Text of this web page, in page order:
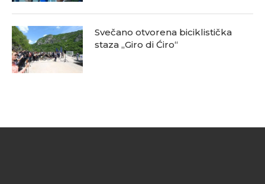
Svečano otvorena biciklistička
staza „Giro di Ćiro“